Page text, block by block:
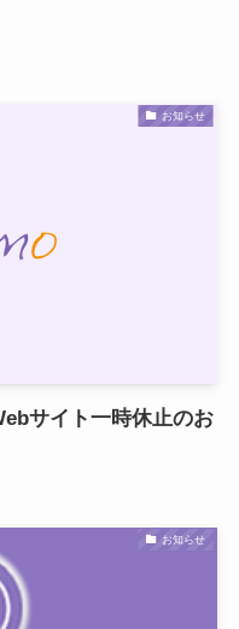
お知らせ
サイト一時休止のお
お知らせ